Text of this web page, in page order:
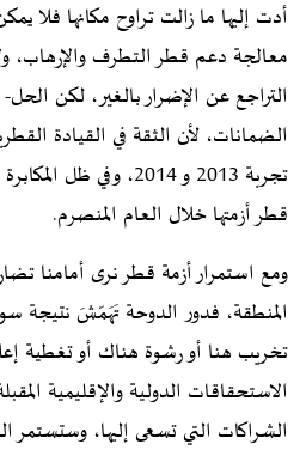
أدت إليها ما زالت تراوح مكانها فلا
معالجة دعم قطر التطرف والإرهاب،
التراجع عن الإضرار بالغير، لكن
الضمانات، لأن الثقة في القيادة
تجربة 2013 و 2014، وفي
قطر أزمتها خلال العام المنصرم.
ومع استمرار أزمة قطر نرى أمامنا
المنطقة، فدور الدوحة تَهَمّشَ نتيجة
تخريب هنا أو رشوة هناك أو تغطية
الاستحقاقات الدولية والإقليمية
الشراكات التي تسعى إليها، وستستمر